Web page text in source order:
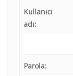
Kullanıcı
adı:
Parola: